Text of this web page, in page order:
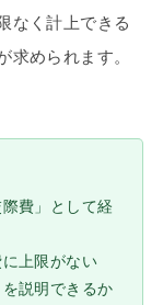
なく計上できる
求められます。
費」として経
上限がない
説明できるか